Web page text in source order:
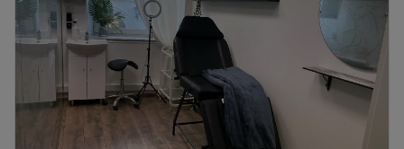
Penktadienis
09:00
19:00
Šeštadienis
16:00
Sekmadienis
16:00
Iš meilės grožiui ir estetikai!
Jaukus grožio salonas “Grožio Architektai” įsikūręs pačioje
Klaipėdos senamiesčio širdyje!